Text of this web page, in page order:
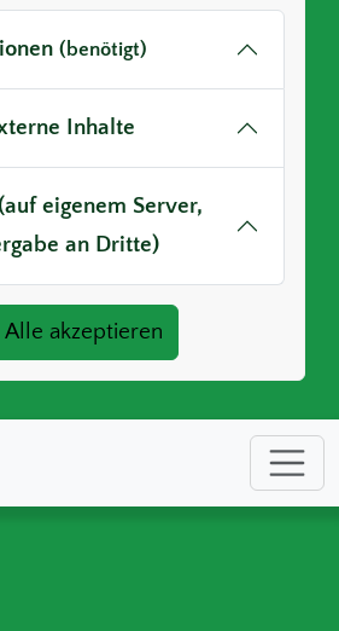
(benötigt)
Inhalte
eigenem Server,
an Dritte)